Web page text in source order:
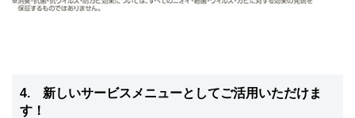
4. 新しいサービスメニューとしてご活用いただけま
す！